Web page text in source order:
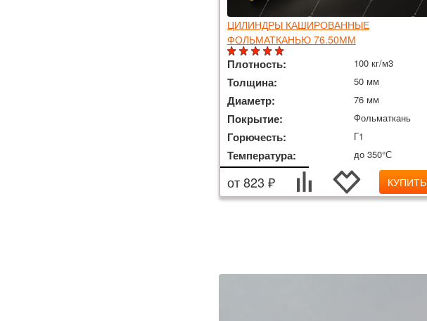
ЦИЛИНДРЫ КАШИРОВАННЫЕ
ФОЛЬМАТКАНЬЮ 76.50ММ
Плотность: 100 кг/м3
Толщина: 50 мм
Диаметр: 76 мм
Покрытие: Фольматкань
Горючесть: Г1
Температура: до 350°С
от 823 ₽ КУПИТЬ